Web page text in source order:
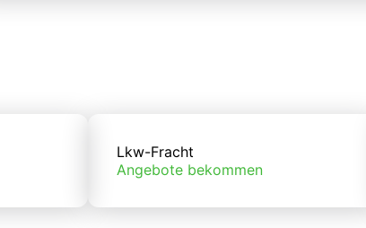
Lkw-Fracht
Angebote bekommen